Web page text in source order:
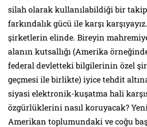
silah olarak kullanılabildiği bir
farkındalık gücü ile karşı
şirketlerin elinde. Bireyin
alanın kutsallığı (Amerika
federal devletteki bilgilerinin özel
geçmesi ile birlikte) iyice tehdit
siyasi elektronik-kuşatma hali
özgürlüklerini nasıl koruyacak?
Amerikan toplumundaki ve coğu